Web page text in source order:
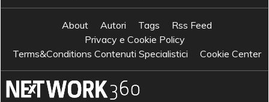
About Autori Tags
Rss Feed
Privacy e Cookie Policy
Terms&Conditions Contenuti Specialistici
Cookie Center